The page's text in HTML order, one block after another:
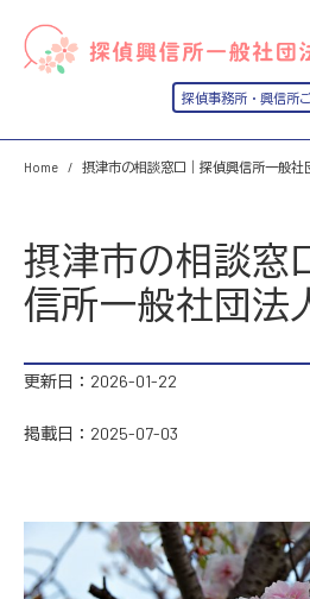
Home 摂津市の相談窓口｜探偵興信所一般社
摂津市の相談窓
信所一般社団法
更新日：2026-01-22
掲載日：2025-07-03